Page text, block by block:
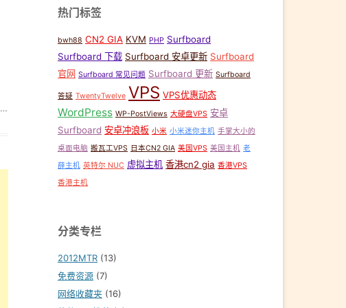
Twenty Twelve主题修改版 Twenty Twelve主题精简版
热门标签
bwh88 CN2 GIA KVM PHP Surfboard
Surfboard 下载 Surfboard 安卓更新 Surfboard
官网 Surfboard 常见问题 Surfboard 更新 Surfboard
答疑 TwentyTwelve VPS VPS优惠动态
WordPress WP-PostViews 大硬盘VPS 安卓
Surfboard 安卓冲浪板 小米 小米迷你主机 手掌大小的
桌面电脑 搬瓦工VPS 日本CN2 GIA 美国VPS 美国主机 老
薛主机 英特尔 NUC 虚拟主机 香港cn2 gia 香港VPS
香港主机
分类专栏
2012MTR (13)
免费资源 (7)
网络收藏夹 (16)